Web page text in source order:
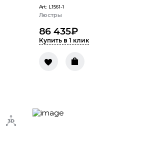
Art: L1561-1
Люстры
86 435₽
Купить в 1 клик